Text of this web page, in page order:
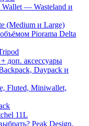
Wallet — Wasteland и
(Medium и Large)
Piorama Delta
доп. аксессуары
Daypack и
Fluted, Miniwallet,
11L
Peak Design,